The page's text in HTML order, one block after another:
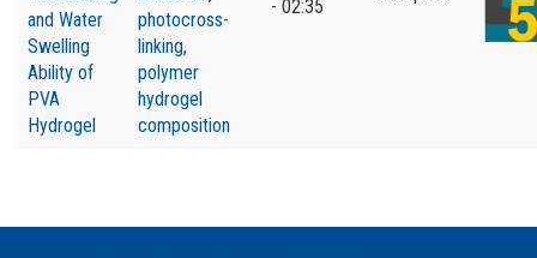
and Water
Swelling
Ability of
PVA
Hydrogel
photocross-
linking,
polymer
hydrogel
composition
- 02:35